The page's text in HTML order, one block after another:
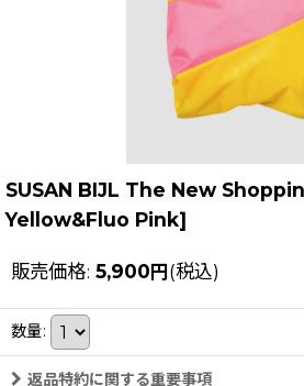
SUSAN BIJL The New
Yellow&Fluo Pink]
販売価格: 5,900円(税込)
数量:
返品特約に関する重要事項